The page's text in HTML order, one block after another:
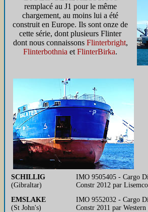
remplacé au J1 pour le même
chargement, au moins lui a été
construit en Europe. Ils sont onze de
cette série, dont plusieurs Flinter
dont nous connaissons Flinterbright,
Flinterbothnia et FlinterBirka.
SCHILLIG
(Gibraltar)
IMO 9505405 - Cargo
Constr 2012 par
EMSLAKE
(St John's)
IMO 9552032 - Cargo
Constr 2011 par